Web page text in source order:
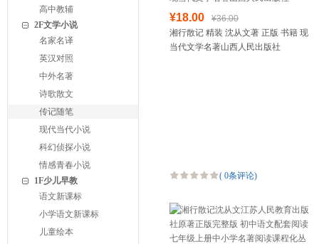
高中教辅
2F文学小说
名家名译
英汉对照
中外名著
诗歌散文
传记随笔
现代当代小说
科幻侦探小说
情感青春小说
1F少儿早教
语文新课标
小学语文新课标
儿童绘本
¥18.00
¥36.00
湘行散记 精装 沈从文著 正版 书籍 现
当代文学名著山西人民出版社
( 0条评论)